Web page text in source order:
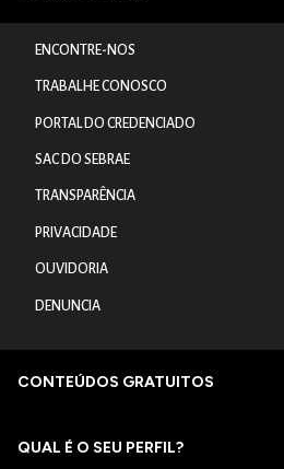
ENCONTRE-NOS
TRABALHE CONOSCO
PORTAL DO CREDENCIADO
SAC DO SEBRAE
TRANSPARÊNCIA
PRIVACIDADE
OUVIDORIA
DENUNCIA
CONTEÚDOS GRATUITOS
QUAL É O SEU PERFIL?